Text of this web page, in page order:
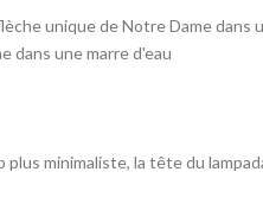
unique de Notre Dame dans
plus minimaliste, la tête du